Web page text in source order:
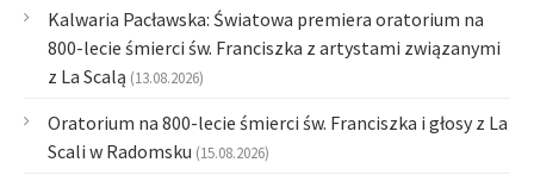
Kalwaria Pacławska: Światowa premiera oratorium na
800-lecie śmierci św. Franciszka z artystami związanymi
z La Scalą (13.08.2026)
Oratorium na 800-lecie śmierci św. Franciszka i głosy z La
Scali w Radomsku (15.08.2026)